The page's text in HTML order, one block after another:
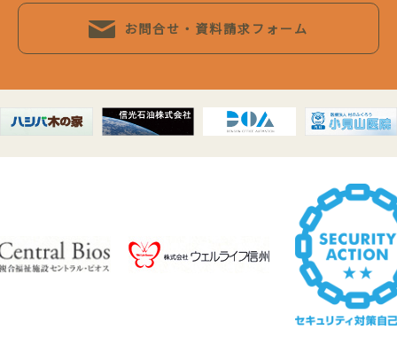
お問合せ・資料請求フォーム